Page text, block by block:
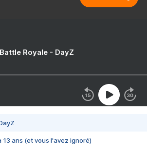
Royale - DayZ
13 ans (et vous l'avez ignoré)